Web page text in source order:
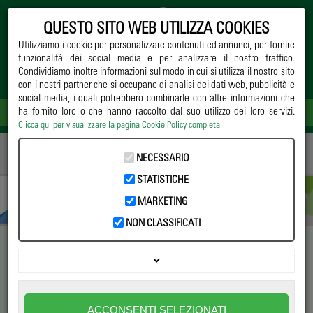
tracciabilità
I nuovi Regolamenti UE:
rischio fitosanitario e
QUESTO SITO WEB UTILIZZA COOKIES
Utilizziamo i cookie per personalizzare contenuti ed annunci, per fornire
funzionalità dei social media e per analizzare il nostro traffico.
Condividiamo inoltre informazioni sul modo in cui si utilizza il nostro sito
con i nostri partner che si occupano di analisi dei dati web, pubblicità e
social media, i quali potrebbero combinarle con altre informazioni che
ha fornito loro o che hanno raccolto dal suo utilizzo dei loro servizi.
Clicca qui per visualizzare la pagina Cookie Policy completa
NECESSARIO
STATISTICHE
MARKETING
NON CLASSIFICATI
ACCONSENTI SELEZIONATI